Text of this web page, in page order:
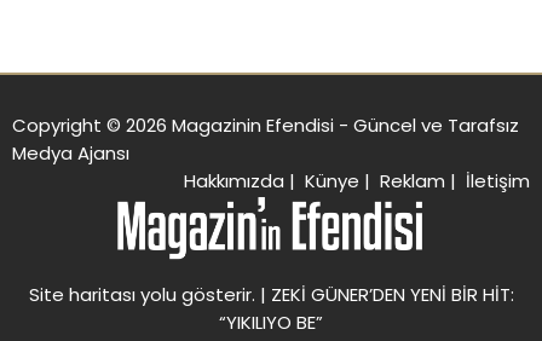
Copyright © 2026 Magazinin Efendisi - Güncel ve Tarafsız
Medya Ajansı
Hakkımızda | Künye | Reklam | İletişim
Site haritası yolu gösterir. | ZEKİ GÜNER’DEN YENİ BİR HİT:
“YIKILIYO BE”